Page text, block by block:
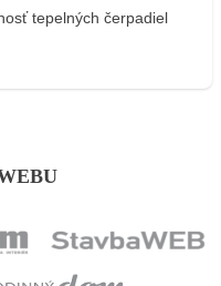
tepelných čerpadiel